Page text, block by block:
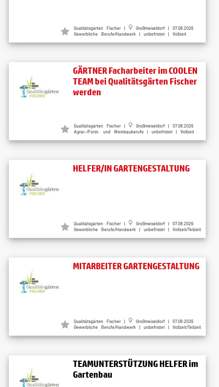
Qualitätsgärten Fischer Großmeiseldorf
| 07.08.2026
Gewerbliche Berufe/Handwerk | unbefristet | Vollzeit
GÄRTNER Facharbeiter im COOLEN
TEAM bei Qualitätsgärten Fischer
werden
Qualitätsgärten Fischer Großmeiseldorf
| 07.08.2026
Agrar-/Forst- und Weinbauberufe | unbefristet | Vollzeit
HELFER/IN GARTENGESTALTUNG
Qualitätsgärten Fischer Großmeiseldorf
| 07.08.2026
Gewerbliche Berufe/Handwerk | unbefristet | Vollzeit/Teilzeit
MITARBEITER GARTENGESTALTUNG
Qualitätsgärten Fischer Großmeiseldorf
| 07.08.2026
Gewerbliche Berufe/Handwerk | unbefristet | Vollzeit/Teilzeit
TEAMUNTERSTÜTZUNG HELFER im
Gartenbau